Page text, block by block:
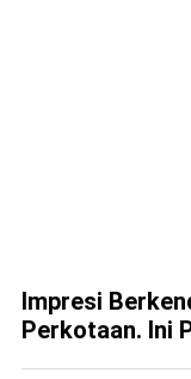
Impresi
Perkotaan. Ini